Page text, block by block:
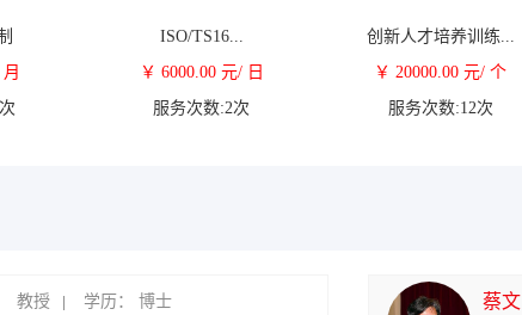
ISO/TS16...
￥ 6000.00 元/ 日
服务次数:2次
创新人才培养训练...
￥ 20000.00 元/ 个
服务次数:12次
中国工程院院士，教授...
高级技师 |
学历： 中专
教授
学历： 博士
授 |
学历： 博士
授 |
学历： 博士
教授
学历： 博士
教授
学历： 博士
教授
学历： 博士
教授
学历： 博士
蔡文